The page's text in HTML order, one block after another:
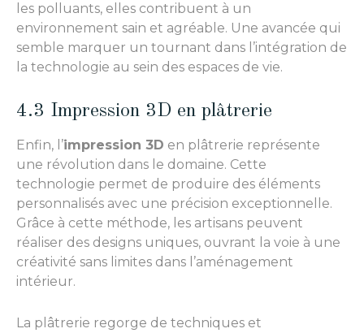
les polluants, elles contribuent à un
environnement sain et agréable. Une avancée qui
semble marquer un tournant dans l’intégration de
la technologie au sein des espaces de vie.
4.3 Impression 3D en plâtrerie
Enfin, l’impression 3D en plâtrerie représente
une révolution dans le domaine. Cette
technologie permet de produire des éléments
personnalisés avec une précision exceptionnelle.
Grâce à cette méthode, les artisans peuvent
réaliser des designs uniques, ouvrant la voie à une
créativité sans limites dans l’aménagement
intérieur.
La plâtrerie regorge de techniques et